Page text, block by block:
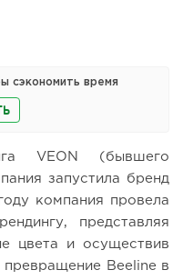
сэкономить время
VEON (бывшего
запустила бренд
компания провела
представляя
цвета и осуществив
Beeline в